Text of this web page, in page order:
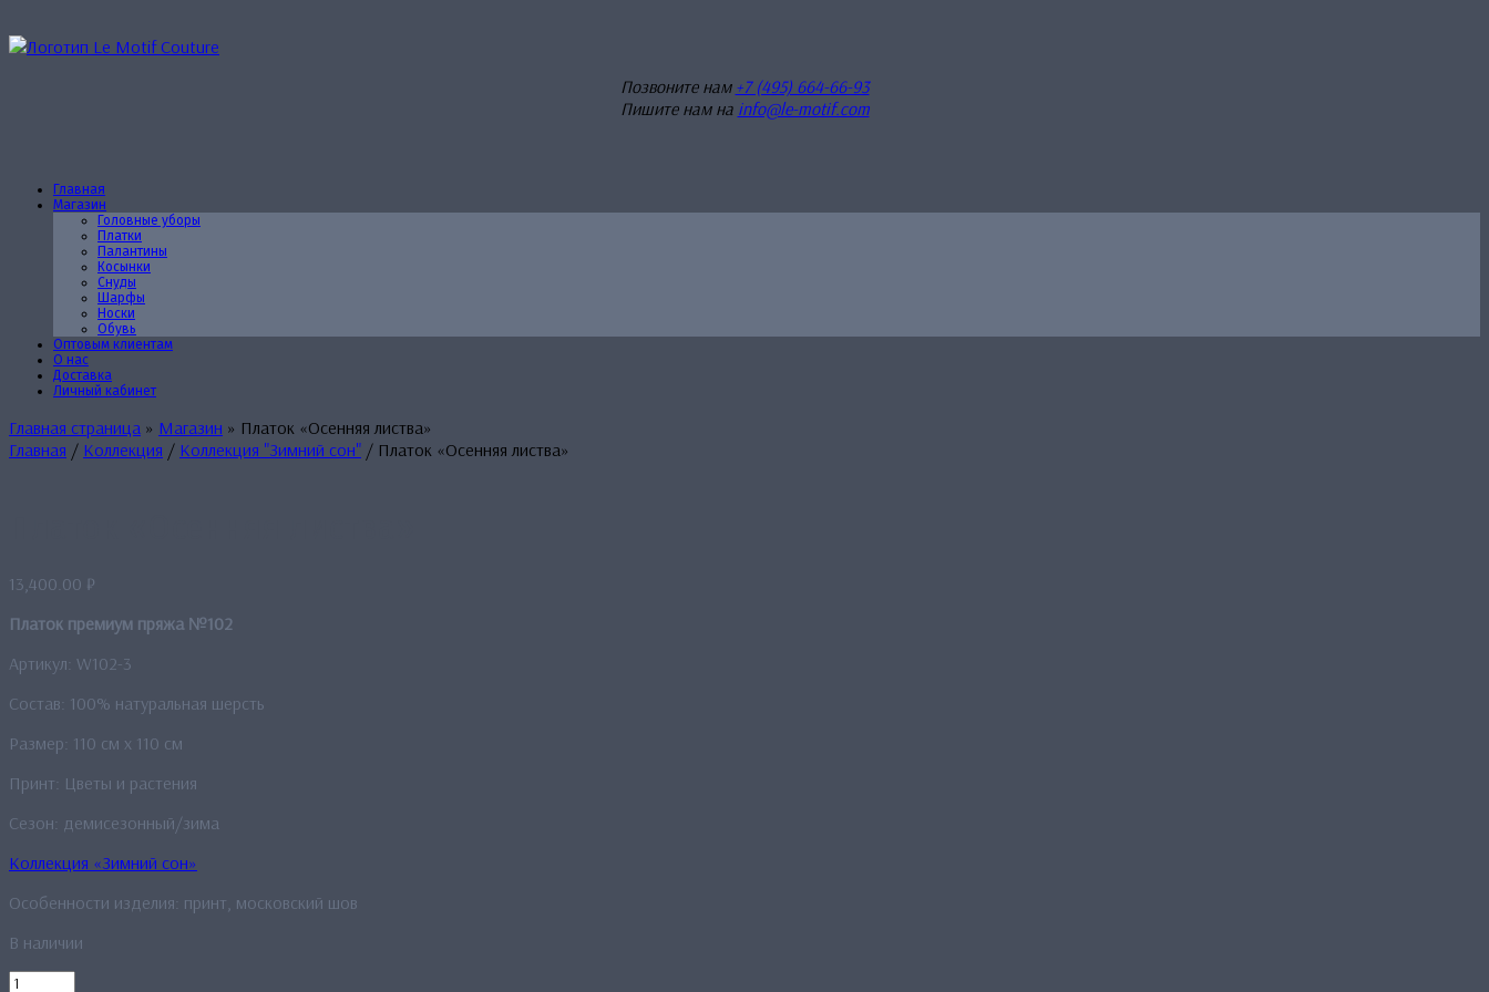
к
Позвоните нам +7 (495) 664-66-93
Пишите нам на info@le-motif.com
Главная
Магазин
Головные уборы
Платки
Палантины
Косынки
Снуды
Шарфы
Носки
Обувь
Оптовым клиентам
О нас
Доставка
Личный кабинет
Главная страница » Магазин » Платок «Осенняя листва»
Главная / Коллекция / Коллекция "Зимний сон" / Платок «Осенняя листва»
13,400.00 ₽
Платок премиум пряжа №102
Артикул: W102-3
Состав: 100% натуральная шерсть
Размер: 110 см x 110 см
Принт: Цветы и растения
Сезон: демисезонный/зима
Коллекция «Зимний сон»
Особенности изделия: принт, московский шов
В наличии
Количество